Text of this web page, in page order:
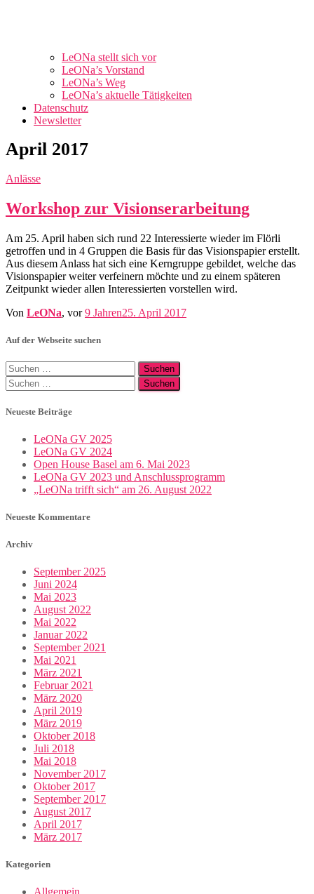
LeONa stellt sich vor
LeONa’s Vorstand
LeONa’s Weg
LeONa’s aktuelle Tätigkeiten
Datenschutz
Newsletter
April 2017
Anlässe
Workshop zur Visionserarbeitung
Am 25. April haben sich rund 22 Interessierte wieder im Flörli
getroffen und in 4 Gruppen die Basis für das Visionspapier erstellt.
Aus diesem Anlass hat sich eine Kerngruppe gebildet, welche das
Visionspapier weiter verfeinern möchte und zu einem späteren
Zeitpunkt wieder allen Interessierten vorstellen wird.
Von LeONa, vor9 Jahren25. April 2017
Auf der Webseite suchen
Suchen
nach:
Suchen
nach:
Neueste Beiträge
LeONa GV 2025
LeONa GV 2024
Open House Basel am 6. Mai 2023
LeONa GV 2023 und Anschlussprogramm
„LeONa trifft sich“ am 26. August 2022
Neueste Kommentare
Archiv
September 2025
Juni 2024
Mai 2023
August 2022
Mai 2022
Januar 2022
September 2021
Mai 2021
März 2021
Februar 2021
März 2020
April 2019
März 2019
Oktober 2018
Juli 2018
Mai 2018
November 2017
Oktober 2017
September 2017
August 2017
April 2017
März 2017
Kategorien